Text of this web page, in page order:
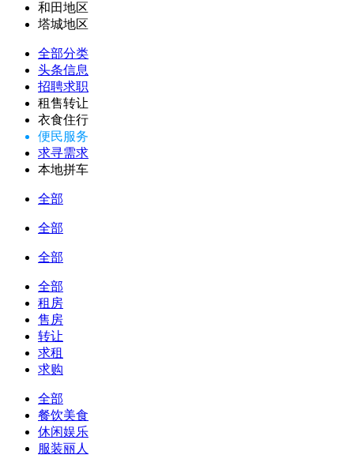
和田地区
塔城地区
全部分类
头条信息
招聘求职
租售转让
衣食住行
便民服务
求寻需求
本地拼车
全部
全部
全部
全部
租房
售房
转让
求租
求购
全部
餐饮美食
休闲娱乐
服装丽人